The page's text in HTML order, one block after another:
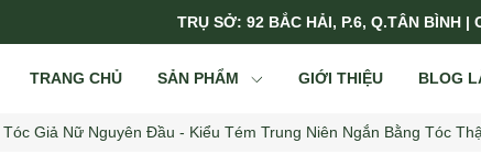
TRỤ SỞ: 92 BẮC HẢI, P.6, Q.TÂN BÌNH |
TRANG CHỦ SẢN PHẨM GIỚI THIỆU BLOG
Tóc Giả Nữ Nguyên Đầu - Kiểu Tém Trung Niên Ngắn Bằng Tóc